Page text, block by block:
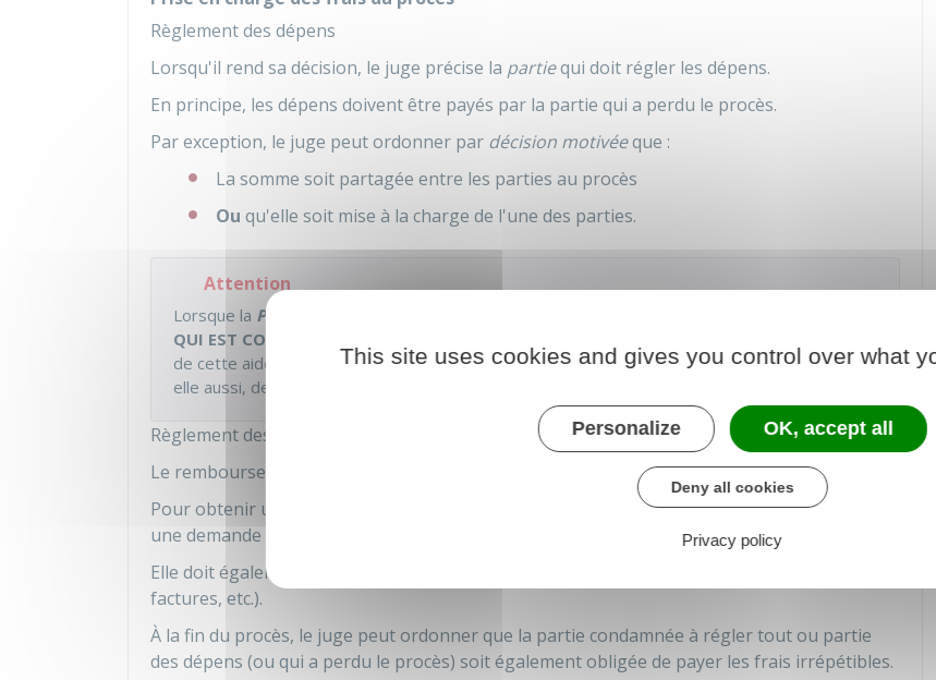
Règlement des dépens
Lorsqu'il rend sa décision, le juge précise la partiequi doit régler les dépens.
En principe, les dépens doivent être payés par la partie qui a perdu le procès.
Par exception, le juge peut ordonner par décision motivéeque :
La somme soit partagée entre les parties au procès
Ou qu'elle soit mise à la charge de l'une des parties.
Attention
Lorsque la PARTIE
QUI EST CONDAMNÉE AUX DÉPENS
de cette aide. Néanmoins, cette règle n'est pas valable lorsque la partie perdante bénéficie,
elle aussi, de l'aide juridictionnelle.
Règlement des frais irrépétibles
Le remboursement des frais irrépétibles peut être demandé à la partie adverse.
Pour obtenir un remboursement, la partie qui a avancé ces frais (ou sonavocat) doit faire
une demande par écrit (par exemple, dans son
Elle doit également fournir tous les documents permettant de justifier sa demande (devis,
factures, etc.).
À la fin du procès, le juge peut ordonner que la partie condamnée à régler tout ou partie
des dépens (ou qui a perdu le procès) soit également obligée de payer les frais irrépétibles.
This site uses cookies and gives you control over what
Personalize OK, accept all
Deny all cookies
Privacy policy